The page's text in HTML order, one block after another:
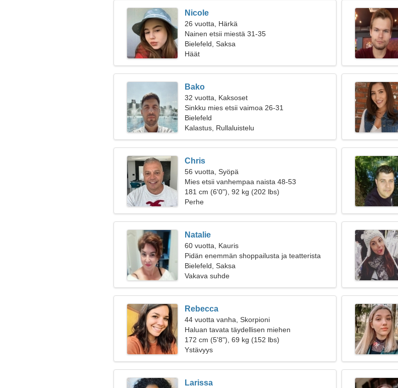
Nicole
26 vuotta, Härkä
Nainen etsii miestä 31-35
Bielefeld, Saksa
Häät
Bako
32 vuotta, Kaksoset
Sinkku mies etsii vaimoa 26-31
Bielefeld
Kalastus, Rullaluistelu
Chris
56 vuotta, Syöpä
Mies etsii vanhempaa naista 48-53
181 cm (6'0"), 92 kg (202 lbs)
Perhe
Natalie
60 vuotta, Kauris
Pidän enemmän shoppailusta ja teatterista
Bielefeld, Saksa
Vakava suhde
Rebecca
44 vuotta vanha, Skorpioni
Haluan tavata täydellisen miehen
172 cm (5'8"), 69 kg (152 lbs)
Ystävyys
Larissa